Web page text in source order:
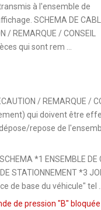
à l'ensemble de
SCHEMA DE
/ REMARQUE / CONSEIL
qui sont rem ...
/ REMARQUE
qui doivent être
repose de
*1 ENSEMBLE
DE STATIONNEMENT *3
de base du véhicule" tel ...
de pression "B"